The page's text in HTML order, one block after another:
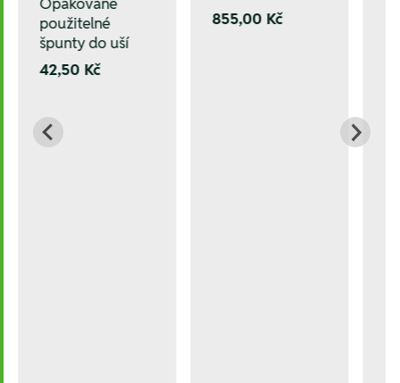
použitelné
špunty do uší
42,50 Kč
855,00 Kč